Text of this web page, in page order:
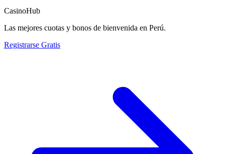
CasinoHub
Las mejores cuotas y bonos de bienvenida en Perú.
Registrarse Gratis